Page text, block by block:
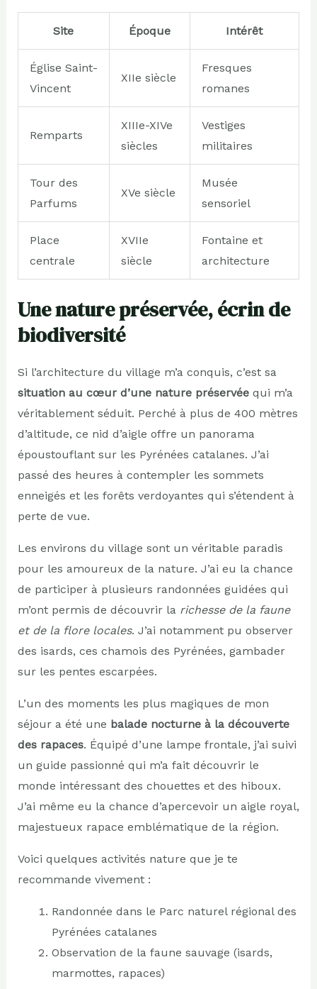
Site Époque Intérêt
Église Saint-
Vincent
XIIe siècle
Fresques
romanes
Remparts
XIIIe-XIVe
siècles
Vestiges
militaires
Tour des
Parfums
XVe siècle
Musée
sensoriel
Place
centrale
XVIIe
siècle
Fontaine et
architecture
Une nature préservée, écrin de
biodiversité
Si l’architecture du village m’a conquis, c’est sa
situation au cœur d’une nature préservéequi m’a
véritablement séduit. Perché à plus de 400 mètres
d’altitude, ce nid d’aigle offre un panorama
époustouflant sur les Pyrénées catalanes. J’ai
passé des heures à contempler les sommets
enneigés et les forêts verdoyantes qui s’étendent à
perte de vue.
Les environs du village sont un véritable paradis
pour les amoureux de la nature. J’ai eu la chance
de participer à plusieurs randonnées guidées qui
m’ont permis de découvrir la richesse de la faune
et de la flore locales. J’ai notamment pu observer
des isards, ces chamois des Pyrénées, gambader
sur les pentes escarpées.
L’un des moments les plus magiques de mon
séjour a été une balade nocturne à la découverte
des rapaces. Équipé d’une lampe frontale, j’ai suivi
un guide passionné qui m’a fait découvrir le
monde intéressant des chouettes et des hiboux.
J’ai même eu la chance d’apercevoir un aigle royal,
majestueux rapace emblématique de la région.
Voici quelques activités nature que je te
recommande vivement :
Randonnée dans le Parc naturel régional des
Pyrénées catalanes
Observation de la faune sauvage (isards,
marmottes, rapaces)